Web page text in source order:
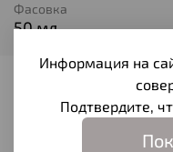
Фасовка
50 мл.
Отзывов еще никто не
Информация на
Подтвердите,